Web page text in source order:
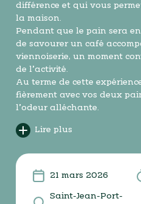
différence et qui vous
la maison.
Pendant que le pain sera
de savourer un café
viennoiserie, un moment
de l’activité.
Au terme de cette
fièrement avec vos deux
l’odeur alléchante.
Lire plus
21 mars 2026
Saint-Jean-Port-